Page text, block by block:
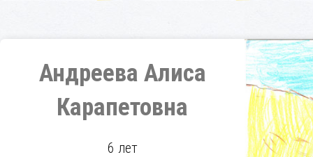
Андреева Алиса
Карапетовна
6 лет